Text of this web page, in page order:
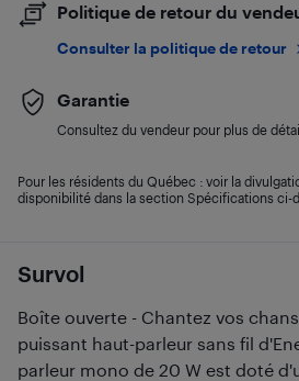
Survol
Boîte ouverte - Chantez vos
puissant haut-parleur sans fil
parleur mono de 20 W est doté
Politique de retour du
Consulter la politique de retour
Garantie
Consultez du vendeur pour plus de
Pour les résidents du Québec : voir la
disponibilité dans la section Spécifications ci-